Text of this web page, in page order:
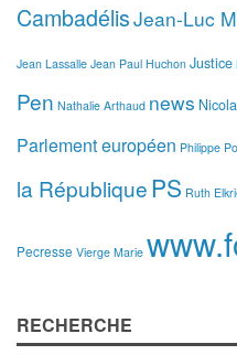
CambadélisJean-Luc
Jean Lassalle Jean Paul Huchon Justice
Pen Nathalie Arthaud news
Parlement européen Philippe
la République PS Ruth
Pecresse Vierge Marie
RECHERCHE